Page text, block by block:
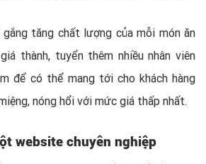
tăng chất lượng của mỗi món ăn
thành, tuyển thêm nhiều nhân viên
để có thể mang tới cho khách hàng
nóng hổi với mức giá thấp nhất.
website chuyên nghiệp